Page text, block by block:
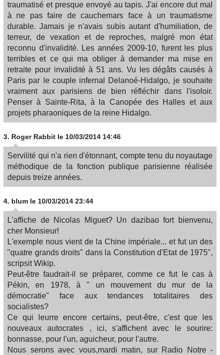
traumatisé et presque envoyé au tapis. J'ai encore dut mal
à ne pas faire de cauchemars face à un traumatisme
durable. Jamais je n'avais subis autant d'humiliation, de
terreur, de vexation et de reproches, malgré mon état
reconnu d'invalidité. Les années 2009-10, furent les plus
terribles et ce qui ma obliger à demander ma mise en
retraite pour invalidité à 51 ans. Vu les dégâts causés à
Paris par le couple infernal Delanoé-Hidalgo, je souhaite
vraiment aux parisiens de bien réfléchir dans l'isoloir.
Penser à Sainte-Rita, à la Canopée des Halles et aux
projets pharaoniques de la reine Hidalgo.
3. Roger Rabbit le 10/03/2014 14:46
Servilité qui n'a rien d'étonnant, compte tenu du noyautage
méthodique de la fonction publique parisienne réalisée
depuis treize années.
4. blum le 10/03/2014 23:44
L'affiche de Nicolas Miguet? Un dazibao fort bienvenu,
cher Monsieur!
L'exemple nous vient de la Chine impériale... et fut un des
"quatre grands droits" dans la Constitution d'Etat de 1975",
scripsit Wikip.
Peut-être faudrait-il se préparer, comme ce fut le cas à
Pékin, en 1978, à " un mouvement du mur de la
démocratie" face aux tendances totalitaires des
socialistes?
Ce qui leurre encore certains, peut-être, c'est que les
nouveaux autocrates , ici, s'affichent avec le sourire:
bonnasse, pour l'un, aguicheur, pour l'autre.
Nous serons avec vous,mardi matin, sur Radio Notre -